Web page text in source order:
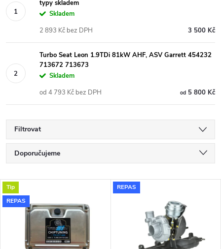
typy skladem
Skladem
3 500 Kč
2 893 Kč bez DPH
Turbo Seat Leon 1.9TDi 81kW AHF, ASV Garrett 454232
713672 713673
Skladem
od5 800 Kč
od 4 793 Kč bez DPH
Filtrovat
Ř
a
z
Doporučujeme
Nejdražší
Nejprodávanější
V
ý
Tip
REPAS
REPAS